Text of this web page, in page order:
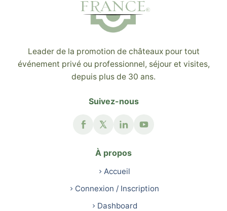
Leader de la promotion de châteaux pour tout
événement privé ou professionnel, séjour et visites,
depuis plus de 30 ans.
Suivez-nous
À propos
Accueil
Connexion / Inscription
Dashboard